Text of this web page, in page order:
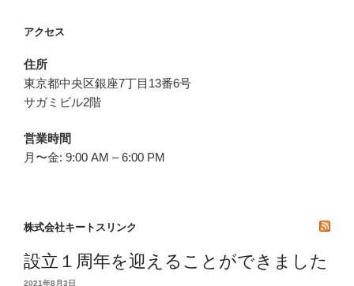
アクセス
住所
東京都中央区銀座7丁目13番6号
サガミビル2階
営業時間
月〜金: 9:00 AM – 6:00 PM
株式会社キートスリンク
設立１周年を迎えることができました
2021年8月3日